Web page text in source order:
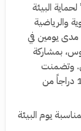
البيئة
والرياضية
مدى يومين في
بمشاركة
وتضمنت
الفعاليات مسيراً للدراجات الهوائية شارك فيه 15 دراجاً من
يوم البيئة